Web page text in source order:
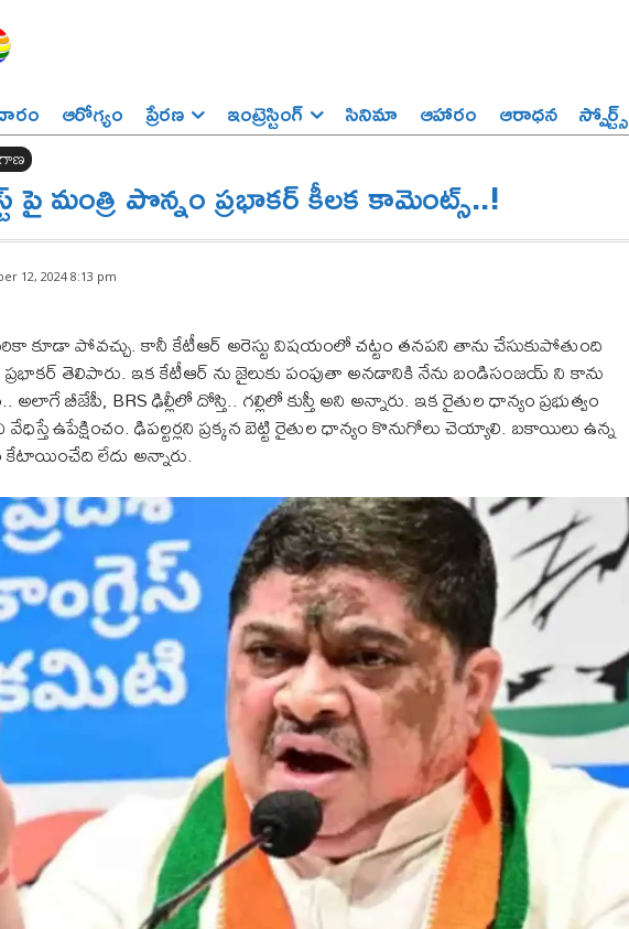
ఆరోగ్యం ప్రేర‌ణ‌ ఇంట్రెస్టింగ్‌ సినిమా ఆహారం ఆరాధన స్పోర్ట్స్‌
పై మంత్రి పొన్నం ప్రభాకర్ కీలక కామెంట్స్..!
12, 2024 8:13 pm
కూడా పోవచ్చు. కానీ కేటీఆర్ అరెస్టు విషయంలో చట్టం తనపని తాను చేసుకుపోతుంది
తెలిపారు. ఇక కేటీఆర్ ను జైలుకు‌ పంపుతా అనడానికి నేను బండిసంజయ్ ‌ని‌ కాను
బీజేపీ, BRS ఢిల్లీలో దోస్తి‌.. గల్లిలో కుస్తీ అని అన్నారు. ఇక రైతుల ధాన్యం ప్రభుత్వం
ఉపేక్షించం. ఢిపల్టర్లని ప్రక్కన బెట్టి రైతుల ధాన్యం కొనుగోలు చెయ్యాలి. బకాయిలు ఉన్న
కేటాయించేది లేదు అన్నారు.